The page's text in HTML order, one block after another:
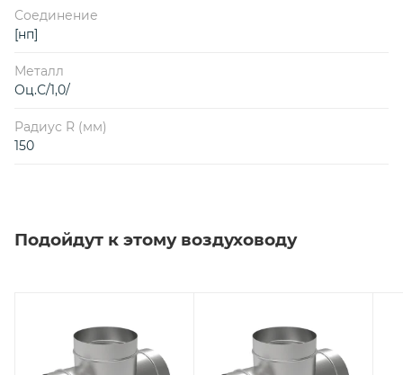
Соединение
[нп]
Металл
Оц.С/1,0/
Радиус R (мм)
150
Подойдут к этому воздуховоду